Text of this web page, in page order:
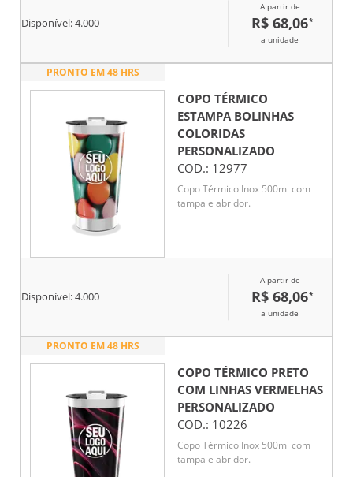
Disponível:4.000
A partir de
R$ 68,06*
a unidade
PRONTO EM 48 HRS
COPO TÉRMICO
ESTAMPA BOLINHAS
COLORIDAS
PERSONALIZADO
COD.: 12977
Copo Térmico Inox 500ml com
tampa e abridor.
Disponível:4.000
A partir de
R$ 68,06*
a unidade
PRONTO EM 48 HRS
COPO TÉRMICO PRETO
COM LINHAS VERMELHAS
PERSONALIZADO
COD.: 10226
Copo Térmico Inox 500ml com
tampa e abridor.